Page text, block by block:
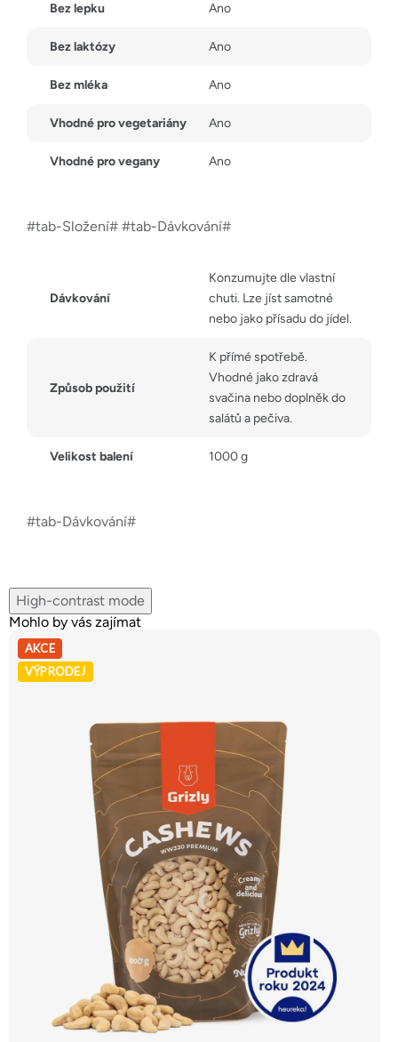
Bez lepku Ano
Bez laktózy Ano
Bez mléka Ano
Vhodné pro vegetariány Ano
Vhodné pro vegany Ano
#tab-Složení# #tab-Dávkování#
Dávkování
Konzumujte dle vlastní
chuti. Lze jíst samotné
nebo jako přísadu do jídel.
Způsob použití
K přímé spotřebě.
Vhodné jako zdravá
svačina nebo doplněk do
salátů a pečiva.
Velikost balení 1000 g
#tab-Dávkování#
High-contrast mode
Mohlo by vás zajímat
AKCE
VÝPRODEJ